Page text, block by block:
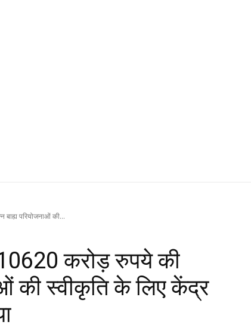
बाह्य परियोजनाओं की...
करोड़ रुपये की
की स्वीकृति के लिए केंद्र